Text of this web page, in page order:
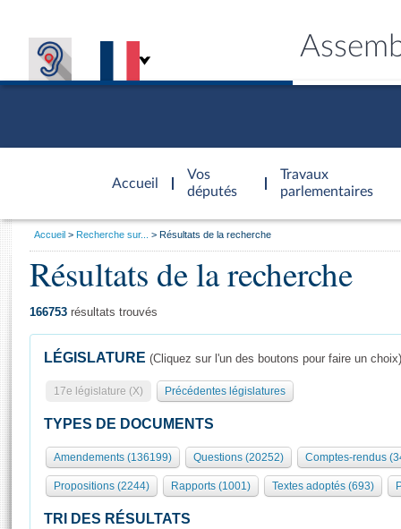
Accueil
d'accueil
Vos
députés
Travaux
parlementaires
Présidence
577 députés
Groupes politiques
Séance publique
Commissions et autres organes
Europe et International
Général
Rôle et pouvoirs de l'Assemblée
Organisation de l'Assemblée
Présidence Conférence des Présidents Bureau Collège des
Visiter l'Assemblée
Visite virtuelle du palais Bourbon
Assister à une séance
Vous
Accueil Recherche sur... Résultats de la recherche
Résultats de la recherche
166753 résultats trouvés
LÉGISLATURE (Cliquez sur l'un des boutons pour faire un choix)
17e législature (X) Précédentes législatures
TYPES DE DOCUMENTS
Amendements (136199) Questions (20252) Comptes-rendus
Propositions (2244) Rapports (1001) Textes adoptés (693)
TRI DES RÉSULTATS